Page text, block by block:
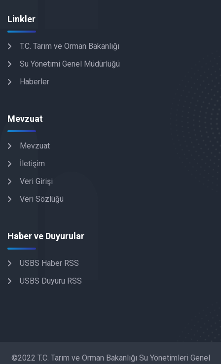
Linkler
T.C. Tarım ve Orman Bakanlığı
Su Yönetimi Genel Müdürlüğü
Haberler
Mevzuat
Mevzuat
İletişim
Veri Girişi
Veri Sözlüğü
Haber ve Duyurular
USBS Haber RSS
USBS Duyuru RSS
©2022 T.C. Tarım ve Orman Bakanlığı Su Yönetimleri Genel